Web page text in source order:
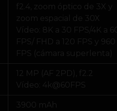
f2.4, zoom óptico de 3X y
zoom espacial de 30X
Vídeo: 8K a 30 FPS/4K a 60
FPS/ FHD a 120 FPS y 960
FPS (cámara superlenta)
12 MP (AF 2PD), f2.2
Vídeo: 4k@60FPS
3900 mAh